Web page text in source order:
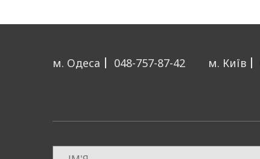
м. Одеса 048-757-87-42 м. Київ